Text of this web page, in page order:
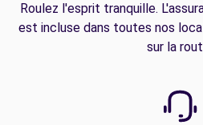
Roulez l'esprit tranquille.
est incluse dans toutes nos
sur la